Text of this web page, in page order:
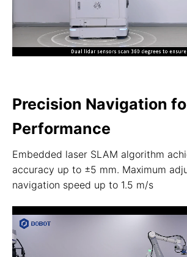
Precision Navigation
Performance
Embedded laser SLAM algorithm
accuracy up to ±5 mm. Maximum
navigation speed up to 1.5 m/s